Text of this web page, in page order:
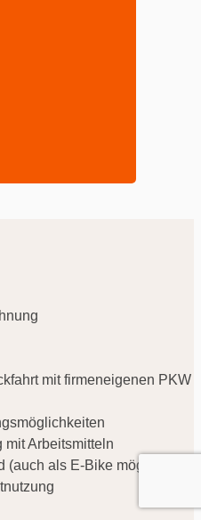
mit firmeneigenen PKW
mit Arbeitsmitteln
als E-Bike möglich)